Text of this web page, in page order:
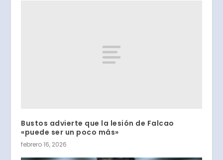
Bustos advierte que la lesión de Falcao
«puede ser un poco más»
febrero 16, 2026